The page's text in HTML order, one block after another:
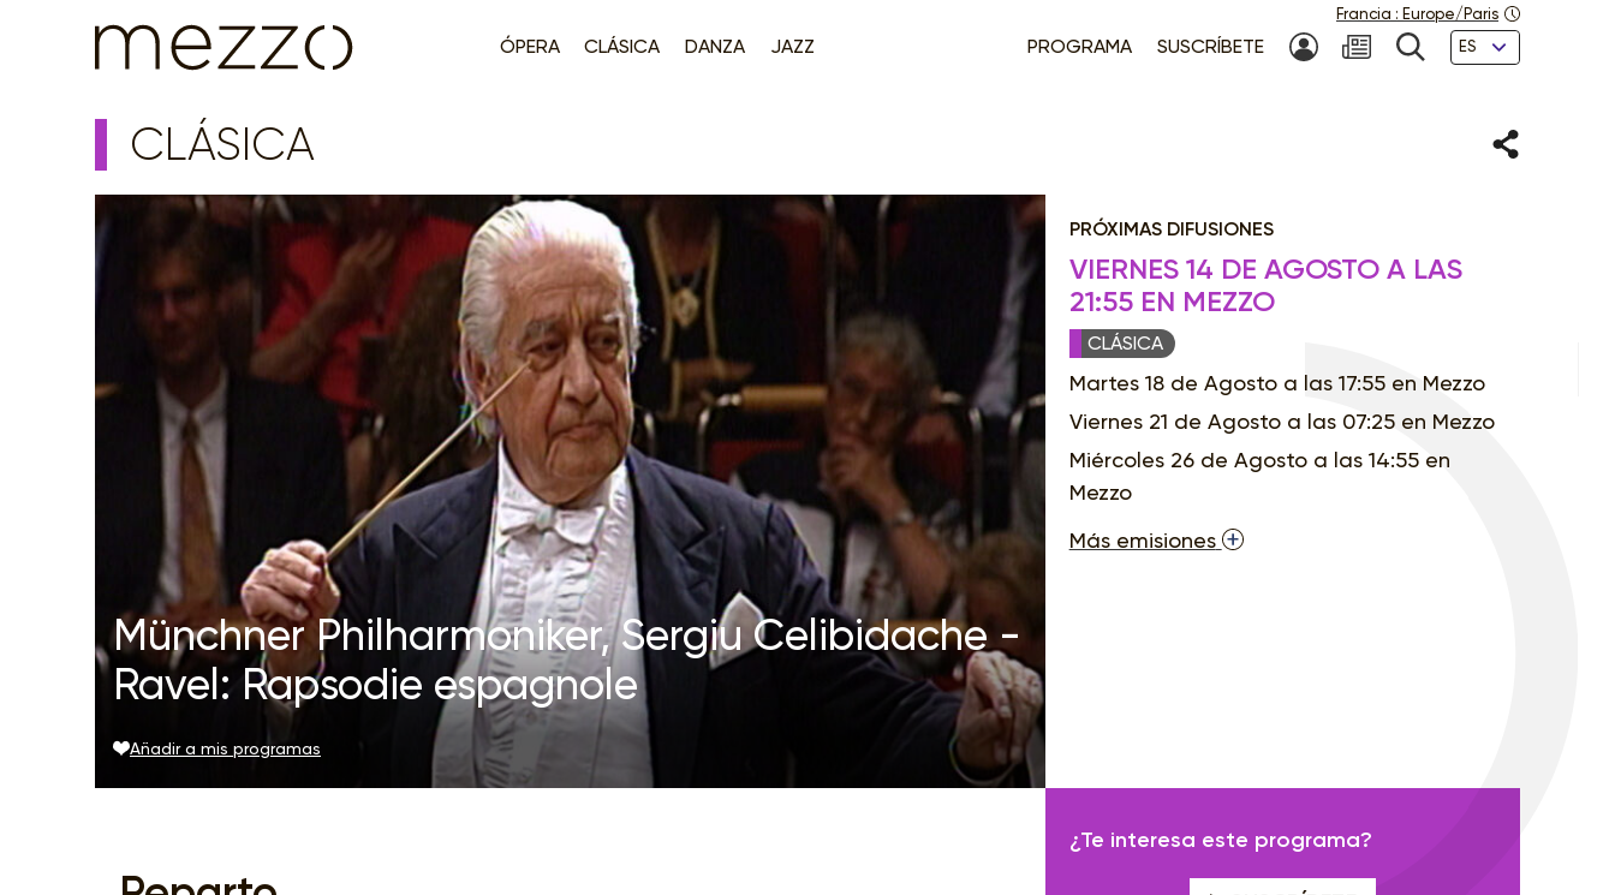
ÓPERA CLÁSICA DANZA JAZZ PROGRAMA SUSCRÍBETE MI CUENTANEWSLETTER
BÚSQUEDA
Idiomas
Francia : Europe/Paris
CLÁSICA Compartir
Münchner Philharmoniker, Sergiu Celibidache -
Ravel: Rapsodie espagnole
Añadir a mis programas
PRÓXIMAS DIFUSIONES
VIERNES 14 DE AGOSTO A LAS
21:55 EN MEZZO
CLÁSICA
Martes 18 de Agosto a las 17:55 en Mezzo
Viernes 21 de Agosto a las 07:25 en Mezzo
Miércoles 26 de Agosto a las 14:55 en
Mezzo
Más emisiones
¿Te interesa este programa?